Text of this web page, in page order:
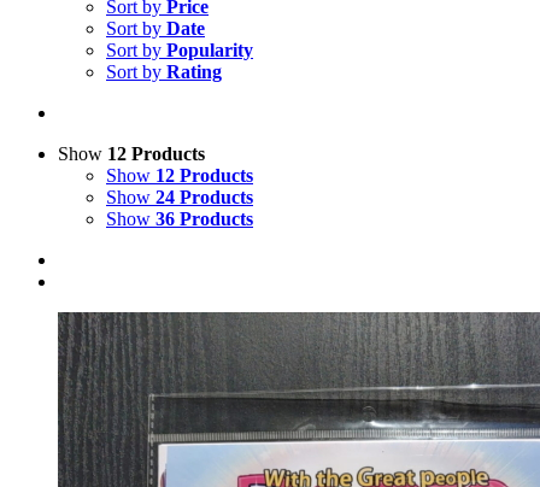
Sort by Price
Sort by Date
Sort by Popularity
Sort by Rating
Show 12 Products
Show 12 Products
Show 24 Products
Show 36 Products